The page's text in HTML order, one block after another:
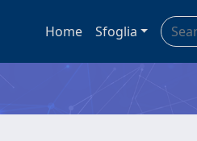
Home Sfoglia